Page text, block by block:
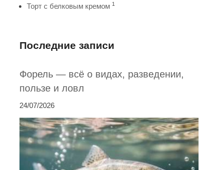
Торт с белковым кремом 1
Последние записи
Форель — всё о видах, разведении,
пользе и ловл
24/07/2026